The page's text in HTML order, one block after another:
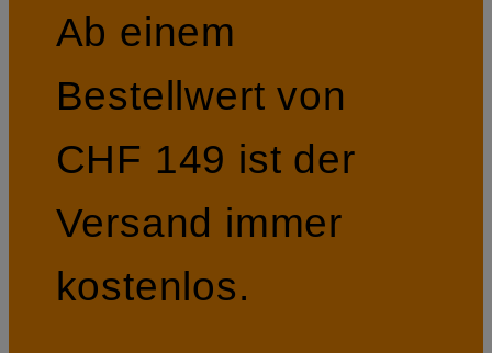
Ab einem
Bestellwert von
CHF 149 ist der
Versand immer
kostenlos.